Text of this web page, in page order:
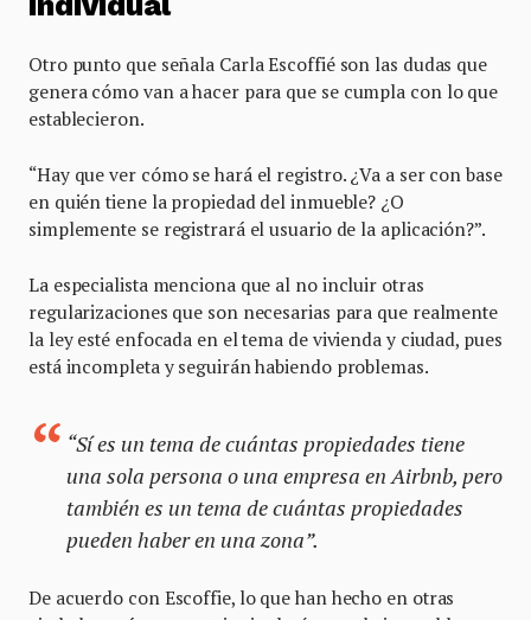
Otro punto que señala Carla Escoffié son las dudas que
genera cómo van a hacer para que se cumpla con lo que
establecieron.
“Hay que ver cómo se hará el registro. ¿Va a ser con base
en quién tiene la propiedad del inmueble? ¿O
simplemente se registrará el usuario de la aplicación?”.
La especialista menciona que al no incluir otras
regularizaciones que son necesarias para que realmente
la ley esté enfocada en el tema de vivienda y ciudad, pues
está incompleta y seguirán habiendo problemas.
“Sí es un tema de cuántas propiedades tiene
una sola persona o una empresa en Airbnb, pero
también es un tema de cuántas propiedades
pueden haber en una zona”.
De acuerdo con Escoffie, lo que han hecho en otras